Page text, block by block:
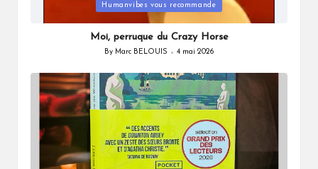
Humanvibes vous recommande
Moi, perruque du Crazy Horse
Posted
By Marc BELOUIS 4 mai 2026